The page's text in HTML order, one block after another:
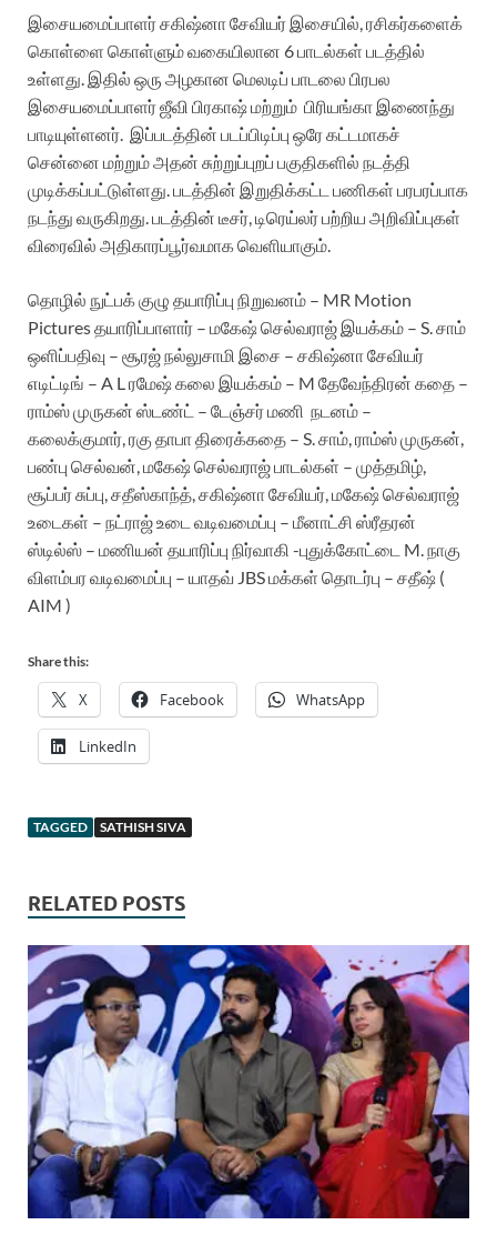
இசையமைப்பாளர் சகிஷ்னா சேவியர் இசையில், ரசிகர்களைக்
கொள்ளை கொள்ளும் வகையிலான 6 பாடல்கள் படத்தில்
உள்ளது. இதில் ஒரு அழகான மெலடிப் பாடலை பிரபல
இசையமைப்பாளர் ஜீவி பிரகாஷ் மற்றும் பிரியங்கா இணைந்து
பாடியுள்ளனர். இப்படத்தின் படப்பிடிப்பு ஒரே கட்டமாகச்
சென்னை மற்றும் அதன் சுற்றுப்புறப் பகுதிகளில் நடத்தி
முடிக்கப்பட்டுள்ளது. படத்தின் இறுதிக்கட்ட பணிகள் பரபரப்பாக
நடந்து வருகிறது.படத்தின் டீசர், டிரெய்லர் பற்றிய அறிவிப்புகள்
விரைவில் அதிகாரப்பூர்வமாக வெளியாகும்.
தொழில் நுட்பக் குழு தயாரிப்பு நிறுவனம் – MR Motion
Picturesதயாரிப்பாளார் – மகேஷ் செல்வராஜ் இயக்கம் – S. சாம்
ஒளிப்பதிவு – சூரஜ் நல்லுசாமி இசை – சகிஷ்னா சேவியர்
எடிட்டிங் – A L ரமேஷ்கலை இயக்கம் – M தேவேந்திரன் கதை –
ராம்ஸ் முருகன் ஸ்டண்ட் – டேஞ்சர் மணி நடனம் –
கலைக்குமார், ரகு தாபாதிரைக்கதை – S. சாம், ராம்ஸ் முருகன்,
பண்பு செல்வன், மகேஷ் செல்வராஜ்பாடல்கள் – முத்தமிழ்,
சூப்பர் சுப்பு, சதீஸ்காந்த், சகிஷ்னா சேவியர், மகேஷ் செல்வராஜ்
உடைகள் – நட்ராஜ்உடை வடிவமைப்பு – மீனாட்சி ஸ்ரீதரன்
ஸ்டில்ஸ் – மணியன் தயாரிப்பு நிர்வாகி -புதுக்கோட்டை M. நாகு
விளம்பர வடிவமைப்பு – யாதவ் JBSமக்கள் தொடர்பு – சதீஷ் (
AIM )
Share this:
X Facebook WhatsApp
LinkedIn
TAGGED SATHISH SIVA
RELATED POSTS